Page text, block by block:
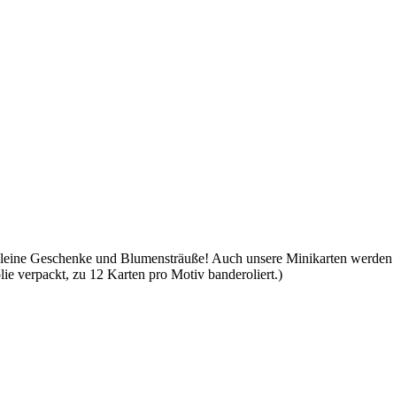
Geschenke und Blumensträuße! Auch unsere Minikarten werden
verpackt, zu 12 Karten pro Motiv banderoliert.)